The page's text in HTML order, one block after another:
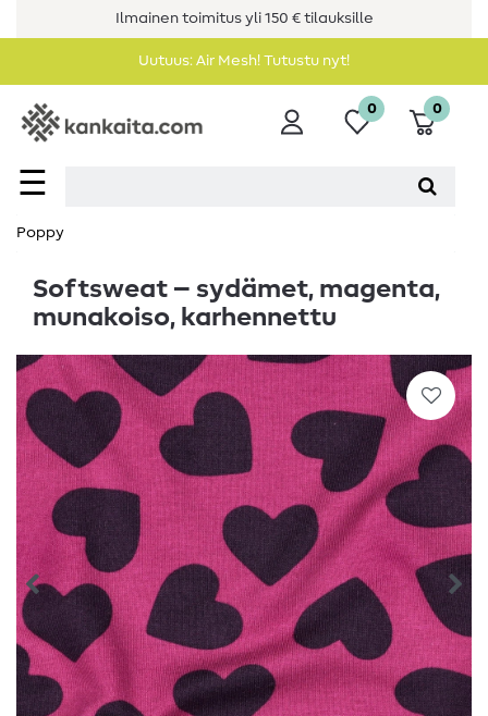
Ilmainen toimitus yli 150 € tilauksille
Uutuus: Air Mesh! Tutustu nyt!
☰
0 0
Poppy
Softsweat – sydämet, magenta,
munakoiso, karhennettu